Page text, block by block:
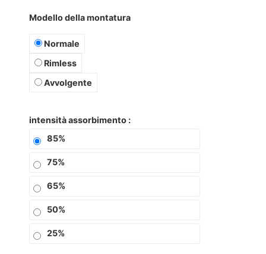
Modello della montatura
Normale
Rimless
Avvolgente
intensità assorbimento
85%
75%
65%
50%
25%